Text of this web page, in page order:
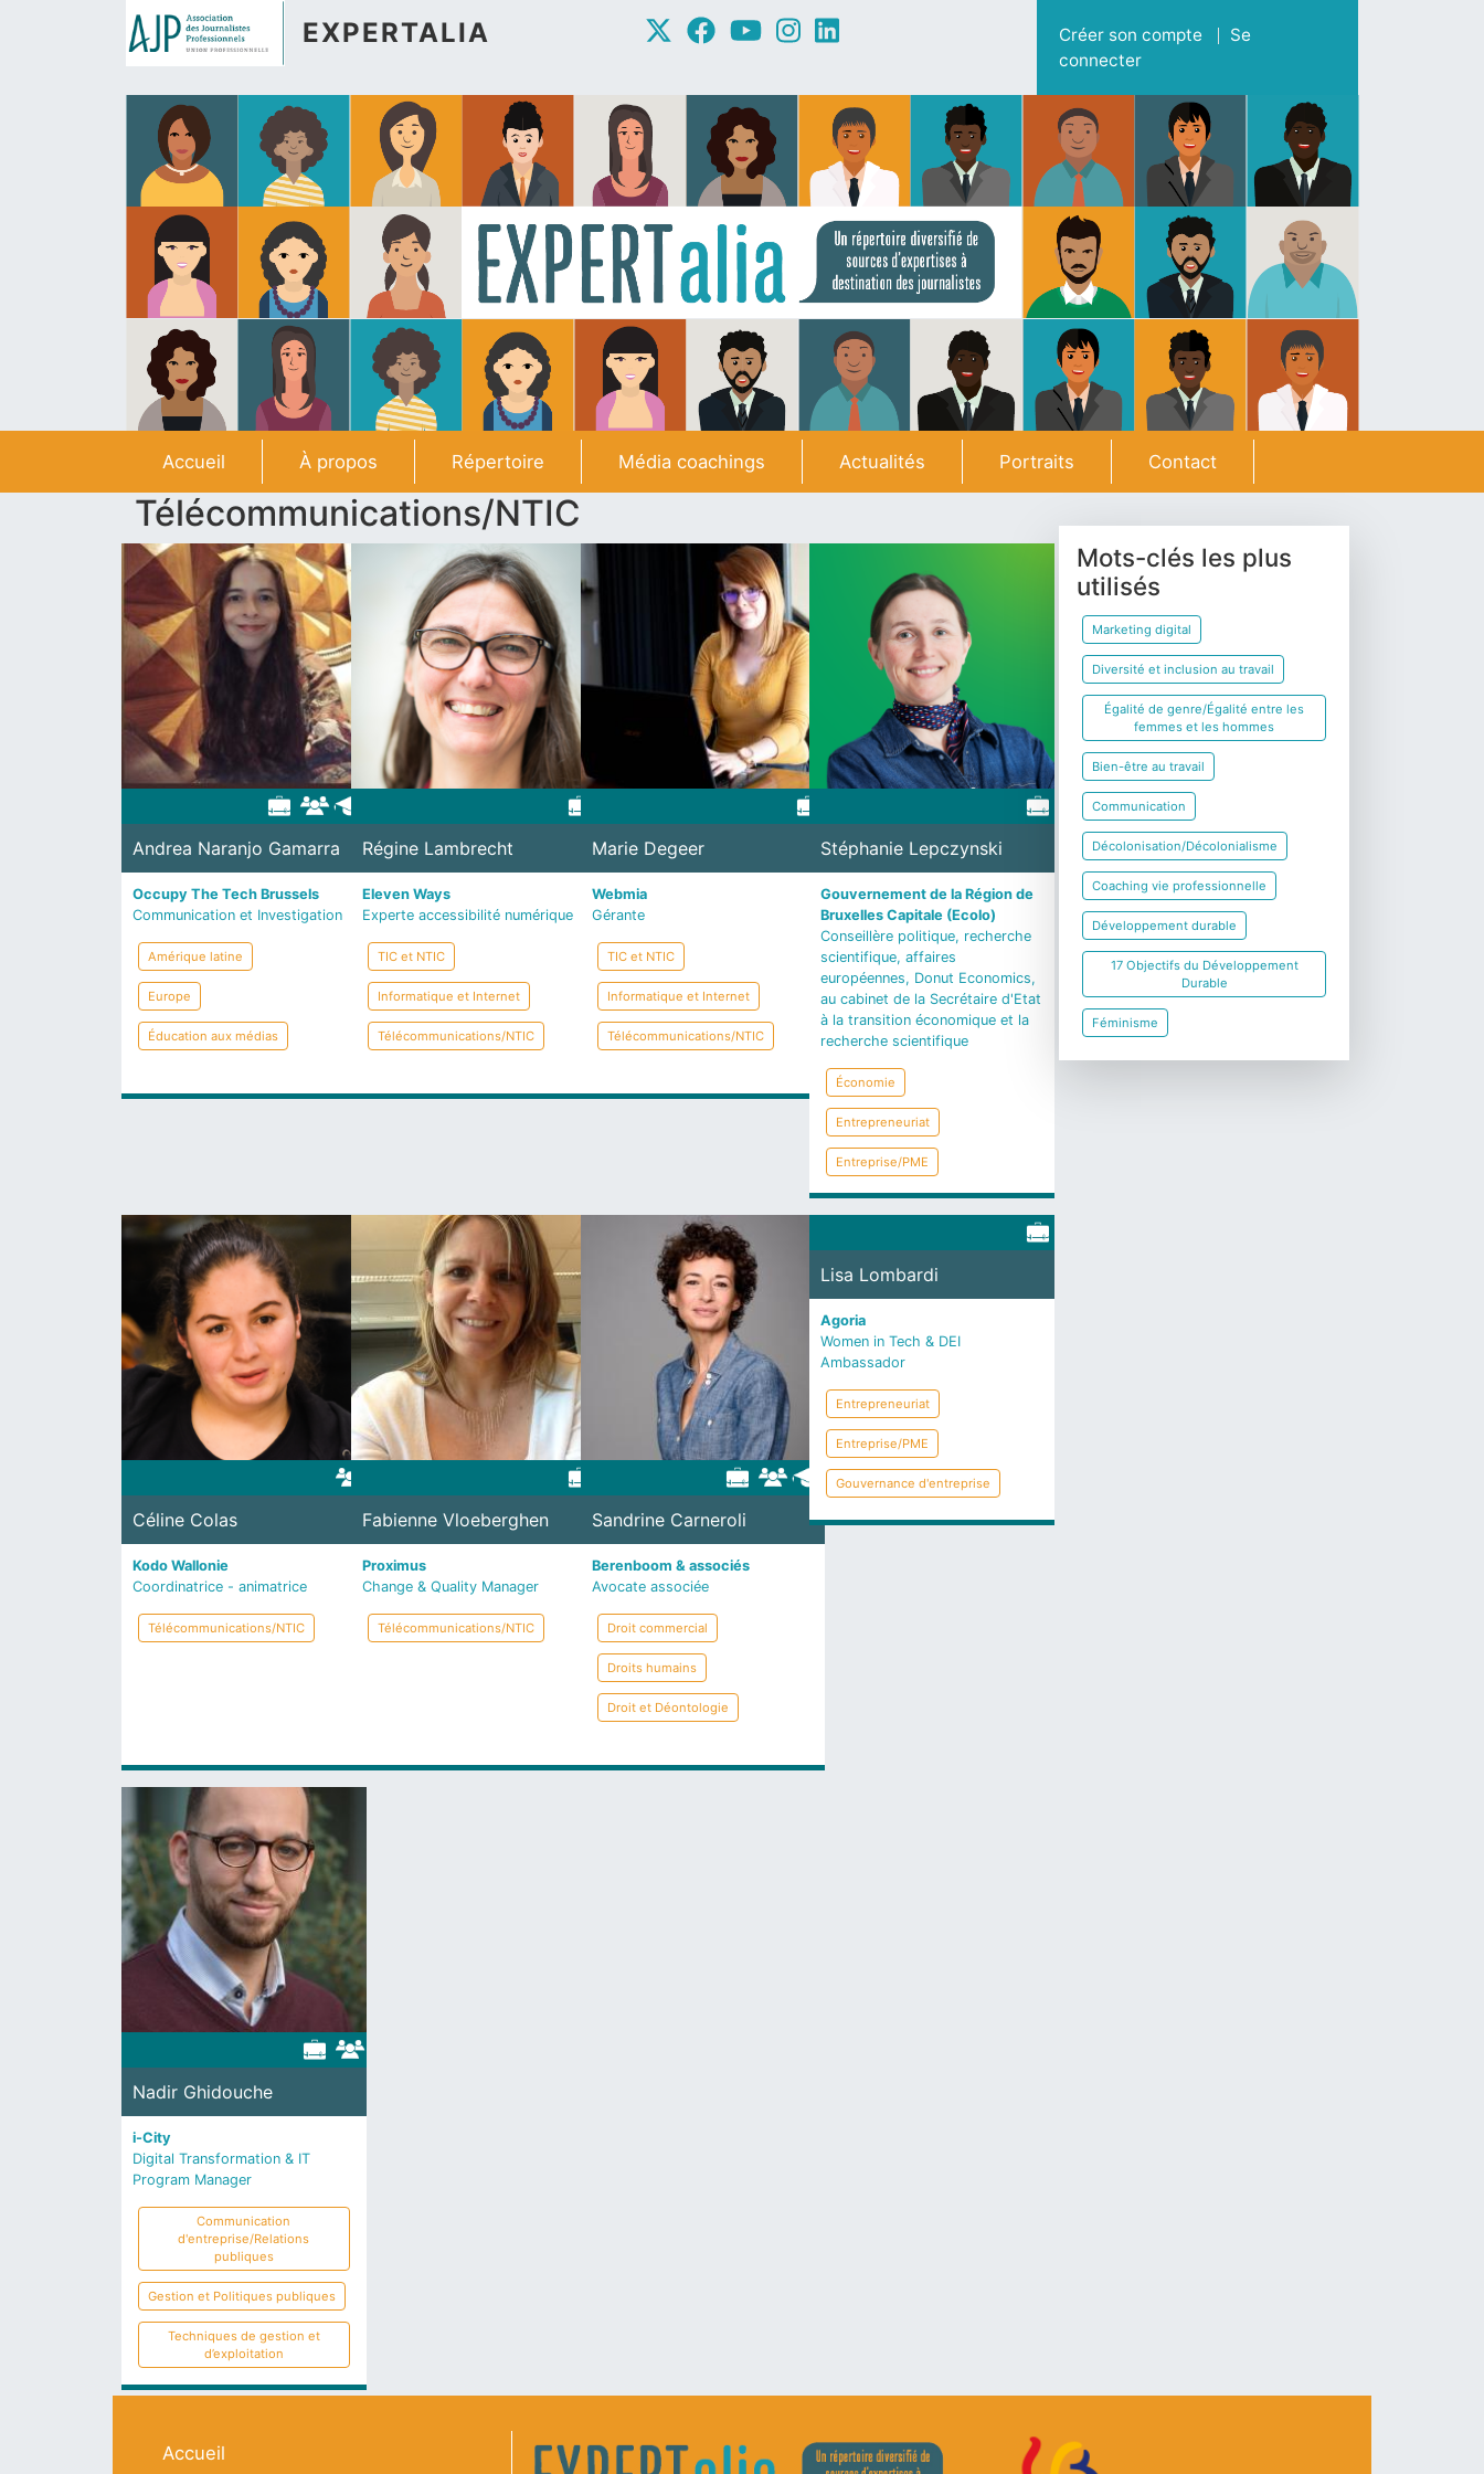
EXPERTALIA Menu du compte de l'utilisateur
Créer son compte
Se
connecter
Navigation principale
Accueil À propos Répertoire Média coachings Actualités Portraits Contact
Télécommunications/NTIC
Andrea Naranjo Gamarra
Occupy The Tech Brussels
Communication et Investigation
Amérique latine
Europe
Éducation aux médias
Régine Lambrecht
Eleven Ways
Experte accessibilité numérique
TIC et NTIC
Informatique et Internet
Télécommunications/NTIC
Marie Degeer
Webmia
Gérante
TIC et NTIC
Informatique et Internet
Télécommunications/NTIC
Stéphanie Lepczynski
Gouvernement de la Région de
Bruxelles Capitale (Ecolo)
Conseillère politique, recherche
scientifique, affaires
européennes, Donut Economics,
au cabinet de la Secrétaire d'Etat
à la transition économique et la
recherche scientifique
Économie
Entrepreneuriat
Entreprise/PME
Céline Colas
Kodo Wallonie
Coordinatrice - animatrice
Télécommunications/NTIC
Fabienne Vloeberghen
Proximus
Change & Quality Manager
Télécommunications/NTIC
Sandrine Carneroli
Berenboom & associés
Avocate associée
Droit commercial
Droits humains
Droit et Déontologie
Lisa Lombardi
Agoria
Women in Tech & DEI
Ambassador
Entrepreneuriat
Entreprise/PME
Gouvernance d'entreprise
Nadir Ghidouche
i-City
Digital Transformation & IT
Program Manager
Communication
d'entreprise/Relations
publiques
Gestion et Politiques publiques
Techniques de gestion et
d’exploitation
Mots-clés les plus
utilisés
Marketing digital
Diversité et inclusion au travail
Égalité de genre/Égalité entre les
femmes et les hommes
Bien-être au travail
Communication
Décolonisation/Décolonialisme
Coaching vie professionnelle
Développement durable
17 Objectifs du Développement
Durable
Féminisme
Navigation principale
Accueil